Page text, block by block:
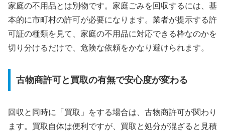
家庭の不用品とは別物です。家庭ごみを回収するには、基
本的に市町村の許可が必要になります。業者が提示する許
可証の種類を見て、家庭の不用品に対応できる枠なのかを
切り分けるだけで、危険な依頼をかなり避けられます。
古物商許可と買取の有無で安心度が変わる
回収と同時に「買取」をする場合は、古物商許可が関わり
ます。買取自体は便利ですが、買取と処分が混ざると見積